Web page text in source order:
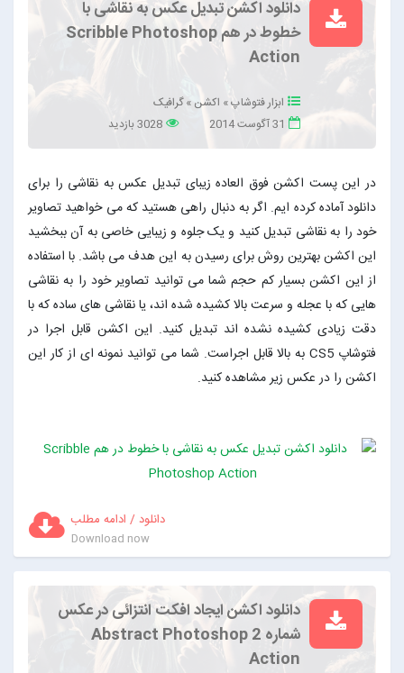
دانلود اکشن تبدیل عکس به نقاشی با
خطوط در هم Scribble Photoshop
Action
ابزار فتوشاپ» اکشن »گرافیک
3028 بازدید
در این پست اکشن فوق العاده زیبای تبدیل عکس به نقاشی را برای
دانلود آماده کرده ایم. اگر به دنبال راهی هستید که می خواهید تصاویر
خود را به نقاشی تبدیل کنید و یک جلوه و زیبایی خاصی به آن ببخشید
این اکشن بهترین روش برای رسیدن به این هدف می باشد. با استفاده
از این اکشن بسیار کم حجم شما می توانید تصاویر خود را به نقاشی
هایی که با عجله و سرعت بالا کشیده شده اند، یا نقاشی های ساده که با
دقت زیادی کشیده نشده اند تبدیل کنید. این اکشن قابل اجرا در
فتوشاپ CS5 به بالا قابل اجراست. شما می توانید نمونه ای از کار این
اکشن را در عکس زیر مشاهده کنید.
دانلود / ادامه مطلب
Download now
دانلود اکشن ایجاد افکت انتزائی در عکس
شماره 2 Abstract Photoshop
Action